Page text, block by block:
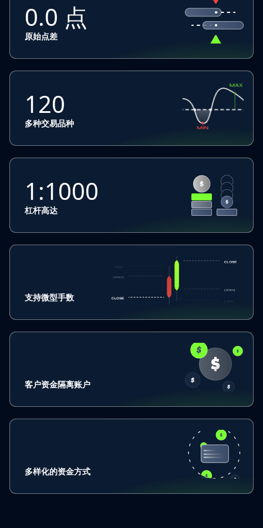
0.0 点
原始点差
120
多种交易品种
1:1000
杠杆高达
支持微型手数
客户资金隔离账户
多样化的资金方式